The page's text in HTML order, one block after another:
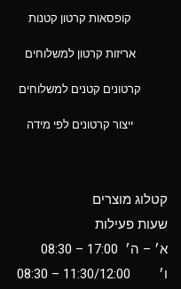
ניווט מהיר
קטלוג מוצרים
קופסאות קרטון קטנות
אריזות קרטון למשלוחים
קרטונים קטנים למשלוחים
ייצור קרטונים לפי מידה
שעות פעילות
א׳ – ה׳ 17:00 – 08:30
ו׳ 11:30/12:00
– 08:30